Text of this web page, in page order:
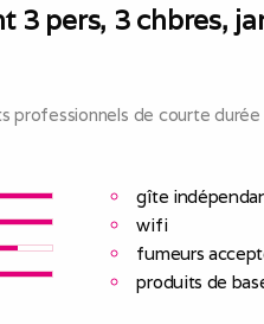
3 pers, 3 chbres,
professionnels de courte durée
gîte
wifi
fumeurs
produits de